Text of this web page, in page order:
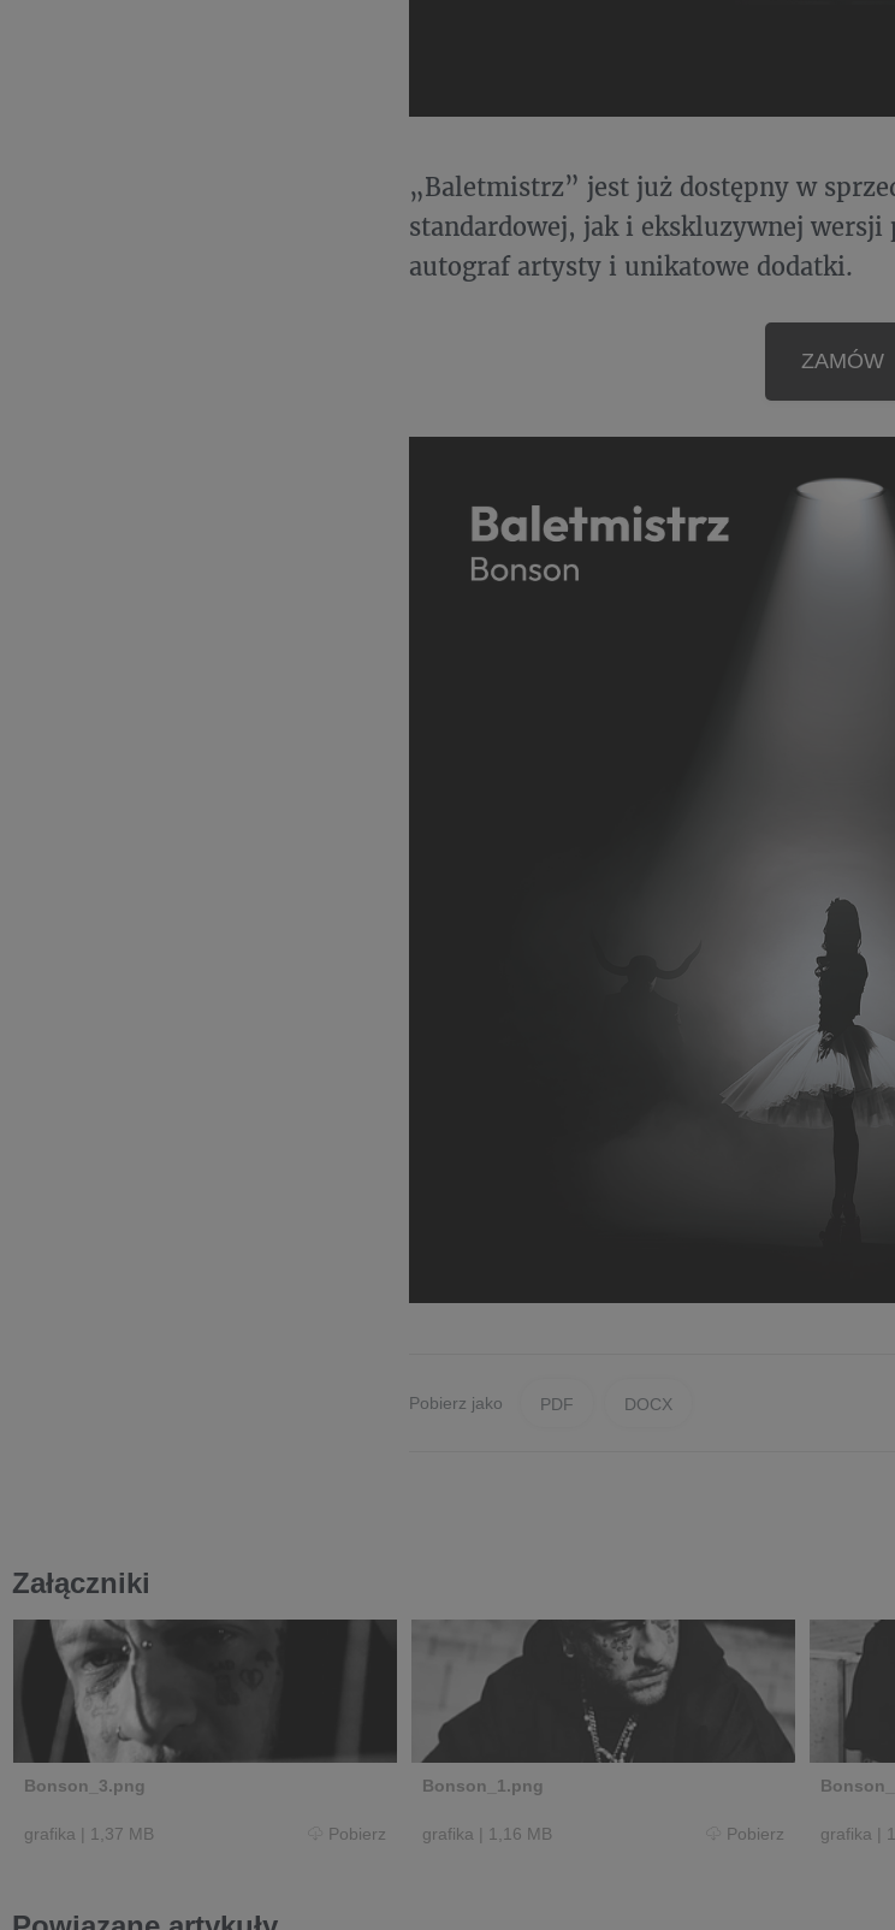
„Baletmistrz” jest już dostępny w
standardowej, jak i ekskluzywnej wersji
autograf artysty i unikatowe dodatki.
ZAMÓW
Pobierz jako PDF DOCX
Załączniki
Bonson_3.png
grafika | 1,37 MB Pobierz
Bonson_1.png
grafika | 1,16 MB Pobierz grafika |